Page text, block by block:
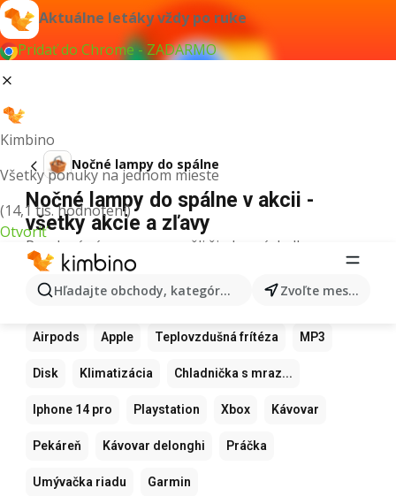
Aktuálne letáky vždy po ruke
Pridať do Chrome - ZADARMO
Kimbino
Všetky ponuky na jednom mieste
(14,1 tis. hodnotení)
Otvoriť
Hľadajte obchody, kategórie, produkty... Zvoľte mesto
Nočné lampy do spálne
Nočné lampy do spálne v akcii -
všetky akcie a zľavy
Pre daný výraz sme nenašli žiadne výsledky.
Ďalšie obľúbené produkty
Samsung Xiaomi Apple Watch
Airpods Apple Teplovzdušná frítéza MP3
Disk Klimatizácia Chladnička s mraz...
Iphone 14 pro Playstation Xbox Kávovar
Pekáreň Kávovar delonghi Práčka
Umývačka riadu Garmin